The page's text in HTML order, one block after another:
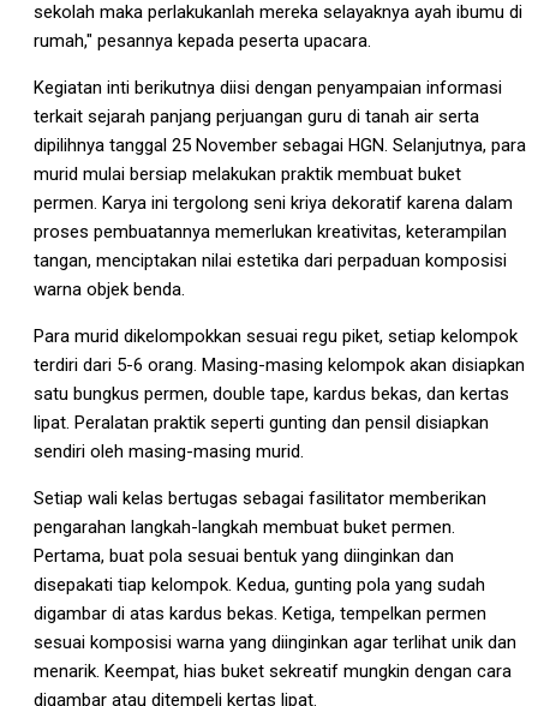
sekolah maka perlakukanlah mereka selayaknya ayah ibumu di
rumah," pesannya kepada peserta upacara.
Kegiatan inti berikutnya diisi dengan penyampaian informasi
terkait sejarah panjang perjuangan guru di tanah air serta
dipilihnya tanggal 25 November sebagai HGN. Selanjutnya, para
murid mulai bersiap melakukan praktik membuat buket
permen. Karya ini tergolong seni kriya dekoratif karena dalam
proses pembuatannya memerlukan kreativitas, keterampilan
tangan, menciptakan nilai estetika dari perpaduan komposisi
warna objek benda.
Para murid dikelompokkan sesuai regu piket, setiap kelompok
terdiri dari 5-6 orang. Masing-masing kelompok akan disiapkan
satu bungkus permen, double tape, kardus bekas, dan kertas
lipat. Peralatan praktik seperti gunting dan pensil disiapkan
sendiri oleh masing-masing murid.
Setiap wali kelas bertugas sebagai fasilitator memberikan
pengarahan langkah-langkah membuat buket permen.
Pertama, buat pola sesuai bentuk yang diinginkan dan
disepakati tiap kelompok. Kedua, gunting pola yang sudah
digambar di atas kardus bekas. Ketiga, tempelkan permen
sesuai komposisi warna yang diinginkan agar terlihat unik dan
menarik. Keempat, hias buket sekreatif mungkin dengan cara
digambar atau ditempeli kertas lipat.